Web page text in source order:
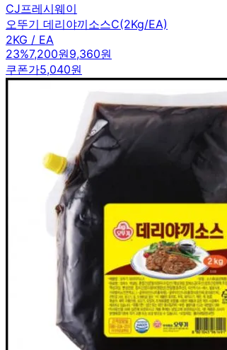
CJ프레시웨이
오뚜기 데리야끼소스C(2Kg/EA)
2KG / EA
23%7,200원9,360원
쿠폰가5,040원